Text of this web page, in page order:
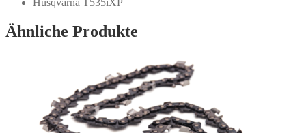
Ähnliche Produkte